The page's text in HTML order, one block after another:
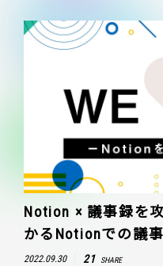
Notion × 議事録を
かるNotionでの議
2022.09.30 21 SHARE